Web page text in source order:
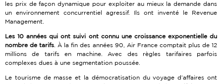
les prix de façon dynamique pour exploiter au mieux la demande dans
un environnement concurrentiel agressif. Ils ont inventé le Revenue
Management.
Les 10 années qui ont suivi ont connu une croissance exponentielle du
nombre de tarifs . À la fin des années 90, Air France comptait plus de 12
millions de tarifs en machine. Avec des règles tarifaires parfois
complexes dues à une segmentation poussée.
Le tourisme de masse et la démocratisation du voyage d’affaires ont